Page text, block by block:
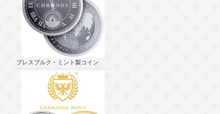
プレスブルク・ミント製コイン